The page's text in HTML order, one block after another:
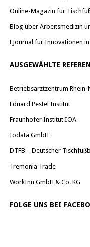
Online-Magazin für
Blog über Arbeitsmedizin
EJournal für Innovationen
AUSGEWÄHLTE
Betriebsarztzentrum Rhein-
Eduard Pestel Institut
Fraunhofer Institut IOA
Iodata GmbH
DTFB – Deutscher
Tremonia Trade
WorkInn GmbH & Co. KG
FOLGE UNS BEI